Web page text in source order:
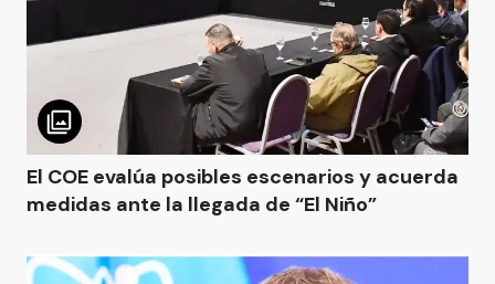
El COE evalúa posibles escenarios y acuerda
medidas ante la llegada de “El Niño”